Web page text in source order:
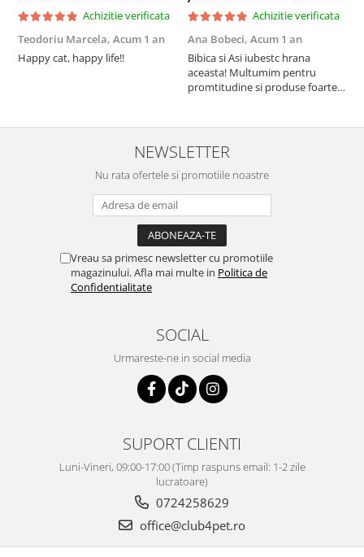
Achizitie verificata
Teodoriu Marcela, Acum 1 an
Happy cat, happy life!!
Achizitie verificata
Ana Bobeci, Acum 1 an
Bibica si Asi iubestc hrana
aceasta! Multumim pentru
promtitudine si produse foarte
NEWSLETTER
Nu rata ofertele si promotiile noastre
Vreau sa primesc newsletter cu promotiile
magazinului. Afla mai multe in Politica de
Confidentialitate
SOCIAL
Urmareste-ne in social media
SUPORT CLIENTI
Luni-Vineri, 09:00-17:00 (Timp raspuns email: 1-2 zile
lucratoare)
0724258629
office@club4pet.ro